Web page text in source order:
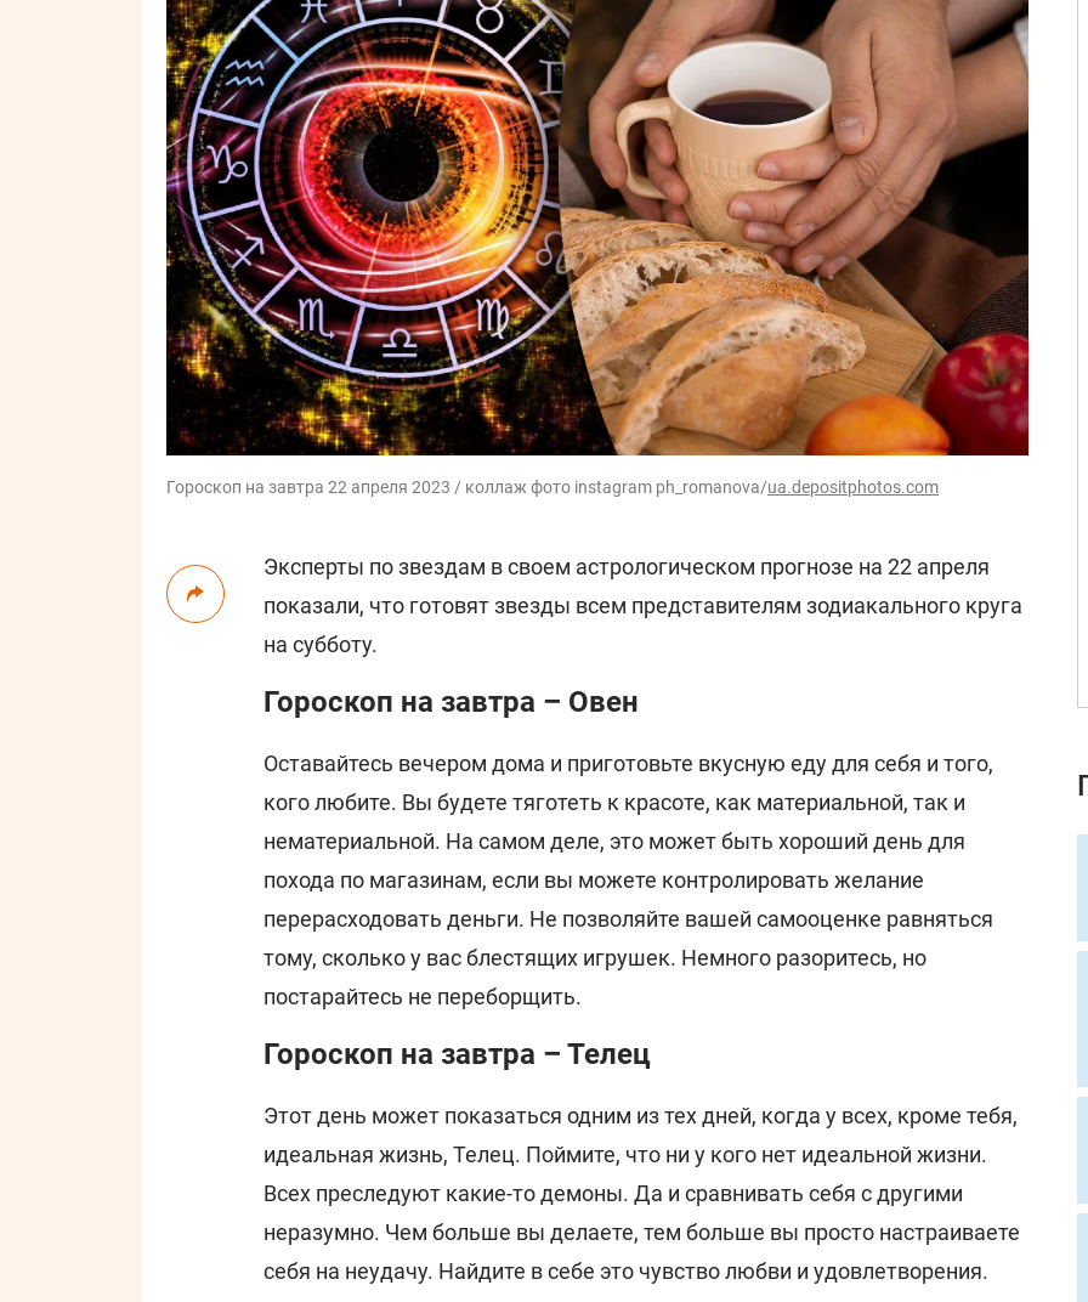
Гороскоп на завтра 22 апреля 2023 / коллаж фото instagram ph_romanova/ua.depositphotos.com
Эксперты по звездам в своем астрологическом прогнозе на 22 апреля
показали, что готовят звезды всем представителям зодиакального круга
на субботу.
Гороскоп на завтра – Овен
Оставайтесь вечером дома и приготовьте вкусную еду для себя и того,
кого любите. Вы будете тяготеть к красоте, как материальной, так и
нематериальной. На самом деле, это может быть хороший день для
похода по магазинам, если вы можете контролировать желание
перерасходовать деньги. Не позволяйте вашей самооценке равняться
тому, сколько у вас блестящих игрушек. Немного разоритесь, но
постарайтесь не переборщить.
Гороскоп на завтра – Телец
Этот день может показаться одним из тех дней, когда у всех, кроме тебя,
идеальная жизнь, Телец. Поймите, что ни у кого нет идеальной жизни.
Всех преследуют какие-то демоны. Да и сравнивать себя с другими
неразумно. Чем больше вы делаете, тем больше вы просто настраиваете
себя на неудачу. Найдите в себе это чувство любви и удовлетворения.